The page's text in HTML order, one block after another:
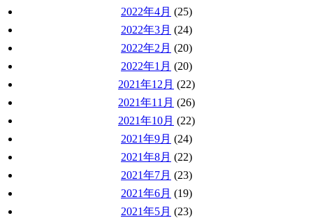
2022年4月 (25)
2022年3月 (24)
2022年2月 (20)
2022年1月 (20)
2021年12月 (22)
2021年11月 (26)
2021年10月 (22)
2021年9月 (24)
2021年8月 (22)
2021年7月 (23)
2021年6月 (19)
2021年5月 (23)